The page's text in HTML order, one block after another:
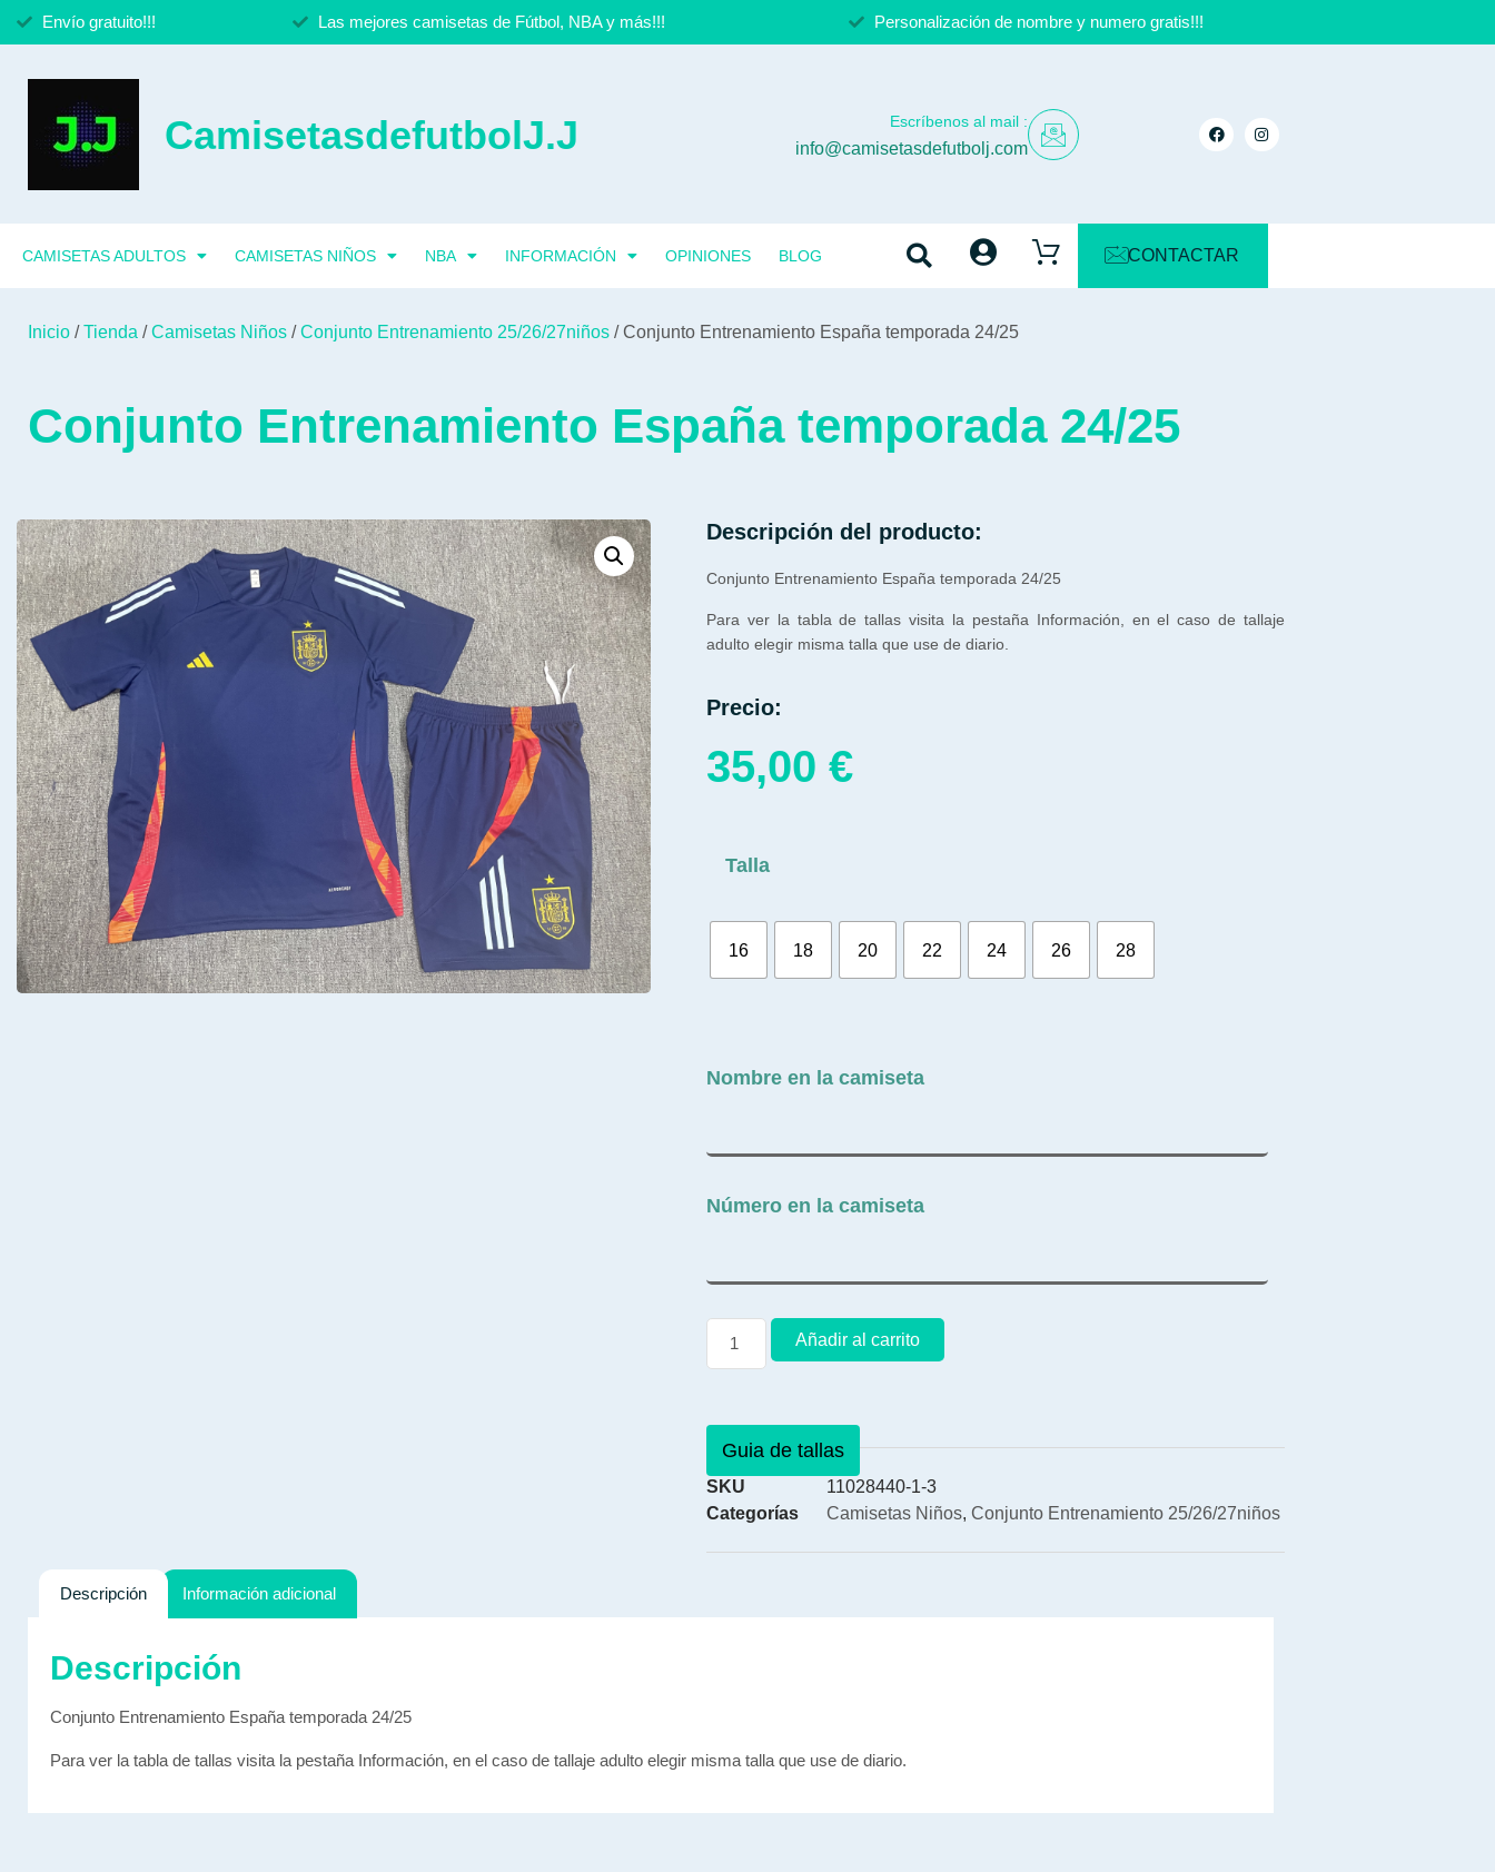
Envío gratuito!!! Las mejores camisetas de Fútbol, NBA y más!!! Personalización de nombre y numero gratis!!!
CamisetasdefutbolJ.J Escríbenos al mail :
info@camisetasdefutbolj.com
CAMISETAS ADULTOS CAMISETAS NIÑOS NBA INFORMACIÓN OPINIONES BLOG CONTACTAR
Inicio /Tienda /Camisetas Niños /Conjunto Entrenamiento 25/26/27niños / Conjunto Entrenamiento España temporada 24/25
Conjunto Entrenamiento España temporada 24/25
Descripción del producto:
Conjunto Entrenamiento España temporada 24/25
Para ver la tabla de tallas visita la pestaña Información, en el caso de tallaje
adulto elegir misma talla que use de diario.
Precio:
35,00 €
Talla
16 18 20 22 24 26 28
Nombre en la camiseta
Número en la camiseta
Añadir al carrito
Guia de tallas
SKU
11028440-1-3
Categorías
Camisetas Niños, Conjunto Entrenamiento 25/26/27niños
Descripción Información adicional
Descripción
Conjunto Entrenamiento España temporada 24/25
Para ver la tabla de tallas visita la pestaña Información, en el caso de tallaje adulto elegir misma talla que use de diario.